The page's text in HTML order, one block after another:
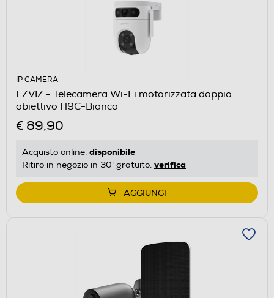
IP CAMERA
EZVIZ - Telecamera Wi-Fi motorizzata doppio
obiettivo H9C-Bianco
€ 89,90
Acquisto online: disponibile
Ritiro in negozio in 30' gratuito: verifica
AGGIUNGI